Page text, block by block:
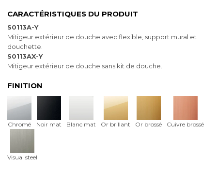
CARACTÉRISTIQUES DU PRODUIT
S0113A-Y
Mitigeur extérieur de douche avec flexible, support mural et
douchette.
S0113AX-Y
Mitigeur extérieur de douche sans kit de douche.
FINITION
Chromé Noir mat Blanc mat Or brillant Or brossé Cuivre brossé
Visual steel